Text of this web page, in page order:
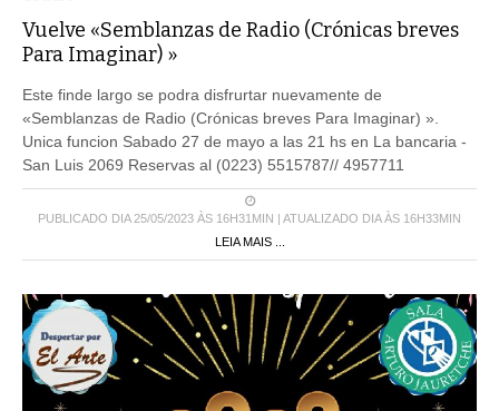
Vuelve «Semblanzas de Radio (Crónicas breves
Para Imaginar) »
Este finde largo se podra disfrurtar nuevamente de
«Semblanzas de Radio (Crónicas breves Para Imaginar) ».
Unica funcion Sabado 27 de mayo a las 21 hs en La bancaria -
San Luis 2069 Reservas al (0223) 5515787// 4957711
PUBLICADO DIA 25/05/2023 ÀS 16H31MIN | ATUALIZADO DIA ÀS 16H33MIN
LEIA MAIS ...